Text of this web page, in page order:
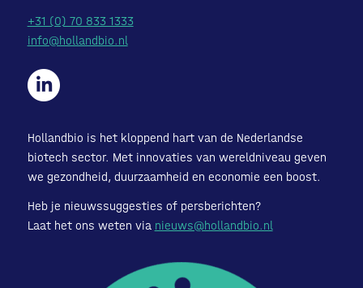
+31 (0) 70 833 1333
info@hollandbio.nl
Hollandbio is het kloppend hart van de Nederlandse
biotech sector. Met innovaties van wereldniveau geven
we gezondheid, duurzaamheid en economie een boost.
Heb je nieuwssuggesties of persberichten?
Laat het ons weten via nieuws@hollandbio.nl